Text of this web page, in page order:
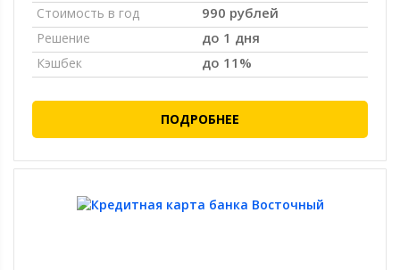
Стоимость в год 990 рублей
Решение до 1 дня
Кэшбек до 11%
ПОДРОБНЕЕ